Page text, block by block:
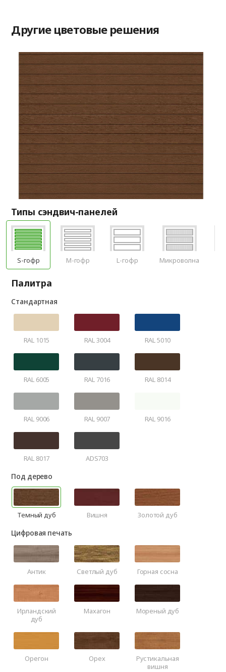
Другие цветовые решения
Типы сэндвич-панелей
S-гофр M-гофр L-гофр Микроволна
Палитра
Стандартная
RAL 1015 RAL 3004 RAL 5010
RAL 6005 RAL 7016 RAL 8014
RAL 9006 RAL 9007 RAL 9016
RAL 8017 ADS703
Под дерево
Темный дуб Вишня Золотой дуб
Цифровая печать
Антик Светлый дуб Горная сосна
Ирландский
дуб
Махагон Мореный дуб
Орегон Орех
Рустикальная
вишня